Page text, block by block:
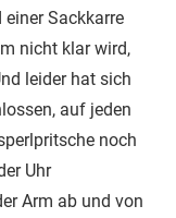
Sackkarre
nicht klar wird,
leider hat sich
auf jeden
noch
Uhr
Arm ab und von